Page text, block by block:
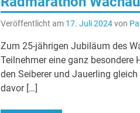
Veröffentlicht am 17. Juli 2024von
Zum 25-jährigen Jubiläum des
Teilnehmer eine ganz besondere
den Seiberer und Jauerling
davor […]